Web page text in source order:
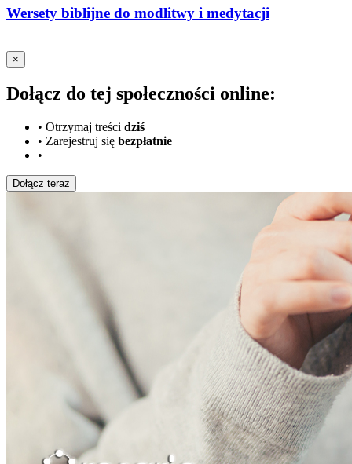
Wersety biblijne do modlitwy i medytacji
×
Dołącz do tej społeczności online:
• Otrzymaj treści dziś
• Zarejestruj się bezpłatnie
•
Dołącz teraz